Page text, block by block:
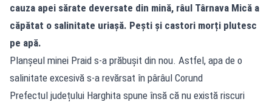
cauza apei sărate deversate din mină, râul Târnava Mică a
căpătat o salinitate uriașă. Pești și castori morți plutesc
pe apă.
Planșeul minei Praid s-a prăbușit din nou. Astfel, apa de o
salinitate excesivă s-a revărsat în pârâul Corund
Prefectul județului Harghita spune însă că nu există riscuri